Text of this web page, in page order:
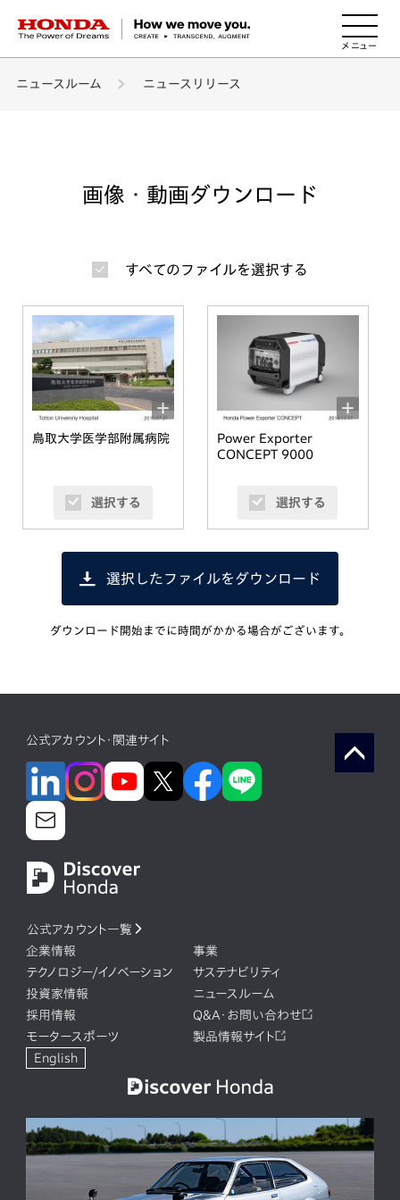
HONDA The Power of Dreams
ニュースルーム ニュースリリース
画像・動画ダウンロード
すべてのファイルを選択する
鳥取大学医学部附属病院
選択する
Power Exporter
CONCEPT 9000
選択する
選択したファイルをダウンロード
ダウンロード開始までに時間がかかる場合がございます。
公式アカウント・関連サイト
公式アカウント一覧
企業情報
事業
テクノロジー/イノベーション
サステナビリティ
投資家情報
ニュースルーム
採用情報
Q&A・お問い合わせ
モータースポーツ
製品情報サイト
English